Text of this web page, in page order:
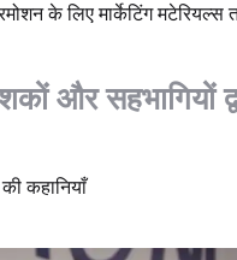
के लिए मार्केटिंग मटेरियल्स
और सहभागियों
कहानियाँ